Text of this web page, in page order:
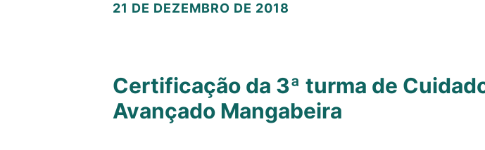
21 DE DEZEMBRO DE 2018
Certificação da 3ª turma de
Avançado Mangabeira